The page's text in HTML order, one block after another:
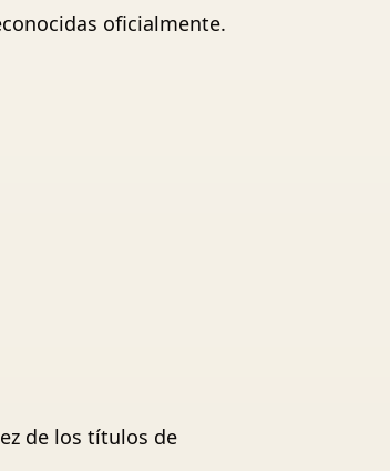
oficialmente.
de los títulos de